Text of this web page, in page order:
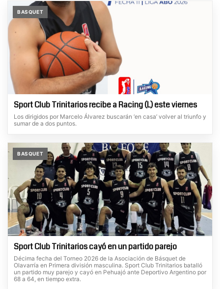
BASQUET
Sport Club Trinitarios recibe a Racing (L) este viernes
Los dirigidos por Marcelo Álvarez buscarán ‘en casa’ volver al triunfo y
sumar de a dos puntos.
BASQUET
Sport Club Trinitarios cayó en un partido parejo
Décima fecha del Torneo 2026 de la Asociación de Básquet de
Olavarría en Primera división masculina. Sport Club Trinitarios batalló
un partido muy parejo y cayó en Pehuajó ante Deportivo Argentino por
68 a 64, en tiempo extra.